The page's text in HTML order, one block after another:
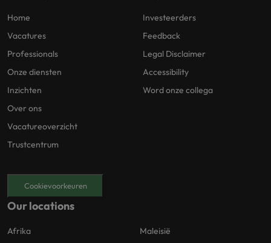
Home
Vacatures
Professionals
Onze diensten
Inzichten
Over ons
Vacatureoverzicht
Trustcentrum
Investeerders
Feedback
Legal Disclaimer
Accessibility
Word onze collega
Cookievoorkeuren
Our locations
Afrika
Maleisië